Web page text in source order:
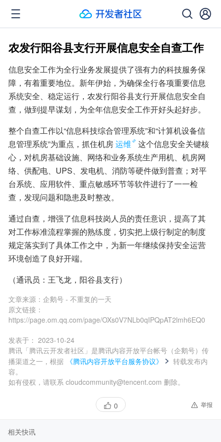
农发行阳谷县支行开展信息安全自查工作
信息安全工作为全行业务发展提供了强有力的科技服务保
障，有着重要地位。新年伊始，为确保全行各项重要信息
系统安全、稳定运行，农发行阳谷县支行开展信息安全自
查，做到提早谋划，为全年信息安全工作开好头起好步。
整个自查工作以“信息科技综合管理系统”和“计算机设备信
息管理系统”为重点，抓住机房运维
这个信息安全关键核
心，对机房基础设施、网络和业务系统生产用机、机房网
络、供配电、UPS、发电机、消防等硬件做到普查；对平
台系统、应用软件、重点敏感环节等软件进行了一一检
查，发现问题和隐患及时整改。
通过自查，增强了信息科技岗人员的责任意识，提高了其
对工作标准流程掌握的熟练度，切实把上级行制定的制度
规定落实到了具体工作之中，为新一年继续保持安全运营
环境创造了良好开端。
（通讯员：王飞龙，阳谷县支行）
文章来源： 企鹅号 - 不重复的一天
原文链接：
https://page.om.qq.com/page/OXs0V7NLb0qIPQpAT2lmh6EQ0
发表于： 2023-10-24
腾讯「腾讯云开发者社区」是腾讯内容开放平台帐号（企鹅号）传
播渠道之一，根据
《腾讯内容开放平台服务协议》
转载发布内
容。
如有侵权，请联系 cloudcommunity@tencent.com 删除。
0 举报
相关快讯